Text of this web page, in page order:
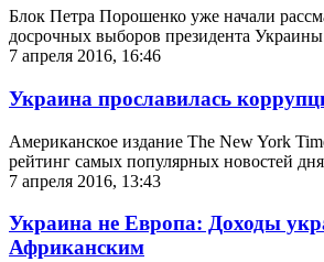
Блок Петра Порошенко уже начали
досрочных выборов президента
7 апреля 2016, 16:46
Украина прославилась
Американское издание The New York
рейтинг самых популярных новостей
7 апреля 2016, 13:43
Украина не Европа: Доходы
Африканским